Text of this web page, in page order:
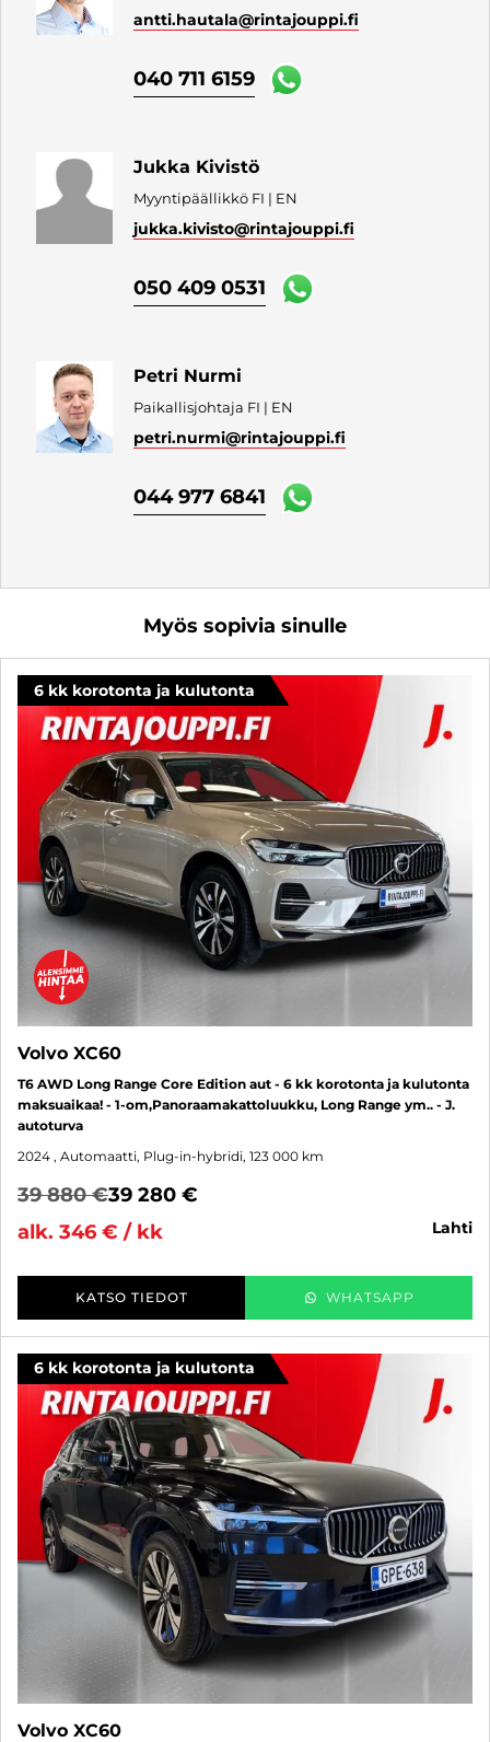
antti.hautala@rintajouppi.fi
040 711 6159
Jukka Kivistö
Myyntipäällikkö FI | EN
jukka.kivisto@rintajouppi.fi
050 409 0531
Petri Nurmi
Paikallisjohtaja FI | EN
petri.nurmi@rintajouppi.fi
044 977 6841
Myös sopivia sinulle
6 kk korotonta ja kulutonta
Volvo XC60
T6 AWD Long Range Core Edition aut - 6 kk korotonta ja kulutonta
maksuaikaa! - 1-om,Panoraamakattoluukku, Long Range ym.. - J.
autoturva
2024 , Automaatti, Plug-in-hybridi, 123 000 km
39 880 €39 280 €
alk. 346 € / kk
lahti
KATSO TIEDOT WHATSAPP
6 kk korotonta ja kulutonta
Volvo XC60